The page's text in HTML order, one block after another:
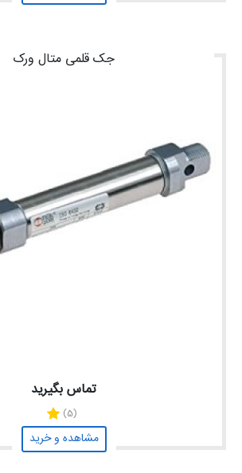
جک قلمی متال ورک
تماس بگیرید
(5)
مشاهده و خرید